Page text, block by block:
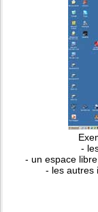
-
- un espace
- les autres